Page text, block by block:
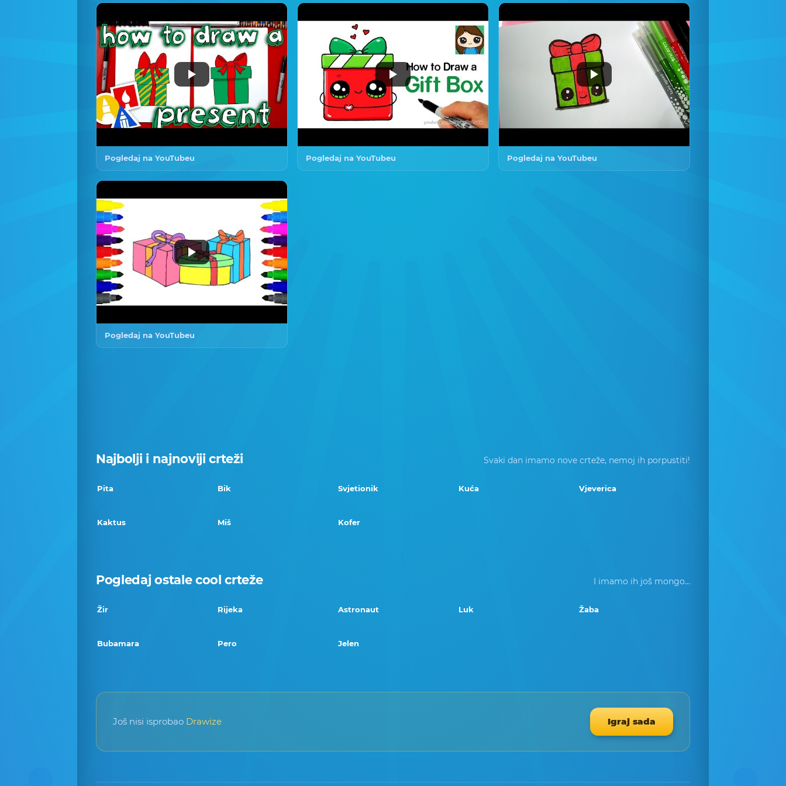
Pogledaj na YouTubeu Pogledaj na YouTubeu Pogledaj na YouTubeu
Pogledaj na YouTubeu
Najbolji i najnoviji crteži Svaki dan imamo nove crteže, nemoj ih porpustiti!
Pita Bik Svjetionik Kuća Vjeverica
Kaktus Miš Kofer
Pogledaj ostale cool crteže I imamo ih još mongo...
Žir Rijeka Astronaut Luk Žaba
Bubamara Pero Jelen
Još nisi isprobao Drawize Igraj sada